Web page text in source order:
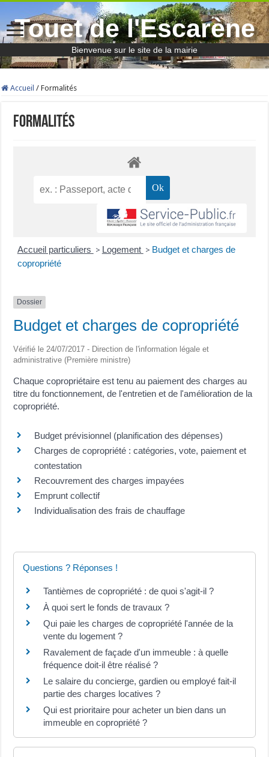
Touet de l'Escarène
Bienvenue sur le site de la mairie
Accueil / Formalités
Formalités
Accueil particuliers > Logement > Budget et charges de
copropriété
Dossier
Budget et charges de copropriété
Vérifié le 24/07/2017 - Direction de l'information légale et
administrative (Première ministre)
Chaque copropriétaire est tenu au paiement des charges au
titre du fonctionnement, de l'entretien et de l'amélioration de la
copropriété.
Budget prévisionnel (planification des dépenses)
Charges de copropriété : catégories, vote, paiement et
contestation
Recouvrement des charges impayées
Emprunt collectif
Individualisation des frais de chauffage
Questions ? Réponses !
Tantièmes de copropriété : de quoi s'agit-il ?
À quoi sert le fonds de travaux ?
Qui paie les charges de copropriété l'année de la
vente du logement ?
Ravalement de façade d'un immeuble : à quelle
fréquence doit-il être réalisé ?
Le salaire du concierge, gardien ou employé fait-il
partie des charges locatives ?
Qui est prioritaire pour acheter un bien dans un
immeuble en copropriété ?